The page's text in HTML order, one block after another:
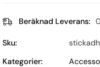
Beräknad Leverans:
Sku:
Kategorier: